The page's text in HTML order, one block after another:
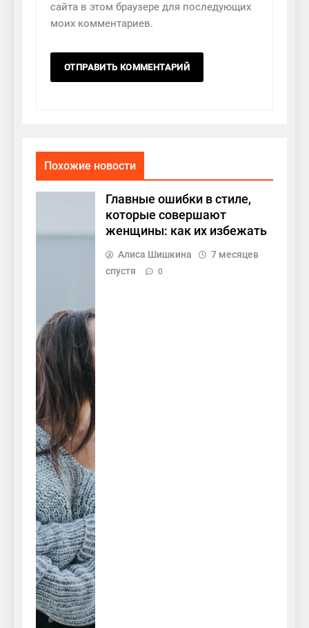
сайта в этом браузере для последующих
моих комментариев.
Похожие новости
Главные ошибки в стиле,
которые совершают
женщины: как их избежать
Алиса Шишкина
7 месяцев
спустя
0